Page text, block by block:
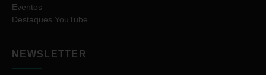
Eventos
Destaques YouTube
NEWSLETTER